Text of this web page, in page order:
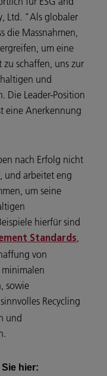
Ltd. "Als globaler
die Massnahmen,
um eine
schaffen, uns zur
und
Die Leader-Position
eine Anerkennung
nach Erfolg nicht
und arbeitet eng
um seine
hierfür sind
Standards,
von
sowie
Recycling
und
hier: